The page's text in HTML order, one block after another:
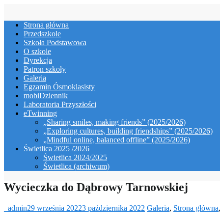
contentStrona główna
Przedszkole
Szkoła Podstawowa
O szkole
Dyrekcja
Patron szkoły
Galeria
Egzamin Ósmoklasisty
mobiDziennik
Laboratoria Przyszłości
eTwinning
„Sharing smiles, making friends” (2025/2026)
„Exploring cultures, building friendships” (2025/2026)
„Mindful online, balanced offline” (2025/2026)
Świetlica 2025 /2026
Świetlica 2024/2025
Świetlica (archiwum)
Wycieczka do Dąbrowy Tarnowskiej
_admin29 września 20223 października 2022 Galeria, Strona główna,